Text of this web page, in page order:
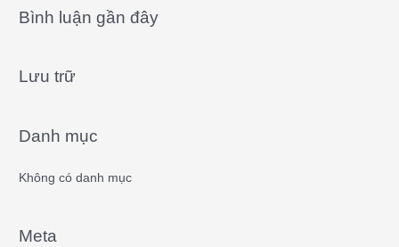
r
h
:
Bình luận gần đây
Lưu trữ
Danh mục
Không có danh mục
Meta